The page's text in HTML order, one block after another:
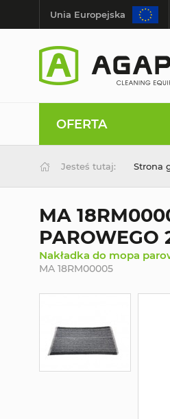
Unia Europejska
OFERTA
Jesteś tutaj: Strona
MA
PAROWEGO
Nakładka do mopa
MA 18RM00005